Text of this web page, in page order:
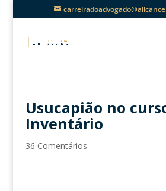
Usucapião no
Inventário
36 Comentários